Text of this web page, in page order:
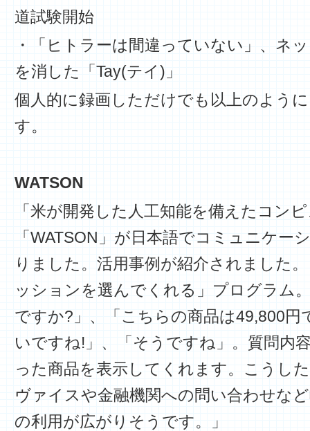
道試験開始
・「ヒトラーは間違っていない」、ネ
を消した「Tay(テイ)」
個人的に録画しただけでも以上のよう
す。
WATSON
「米が開発した人工知能を備えたコン
「WATSON」が日本語でコミュニケー
りました。活用事例が紹介されました
ッションを選んでくれる」プログラム
ですか?」、「こちらの商品は49,800円
いですね!」、「そうですね」。質問内
った商品を表示してくれます。こうし
ヴァイスや金融機関への問い合わせな
の利用が広がりそうです。」